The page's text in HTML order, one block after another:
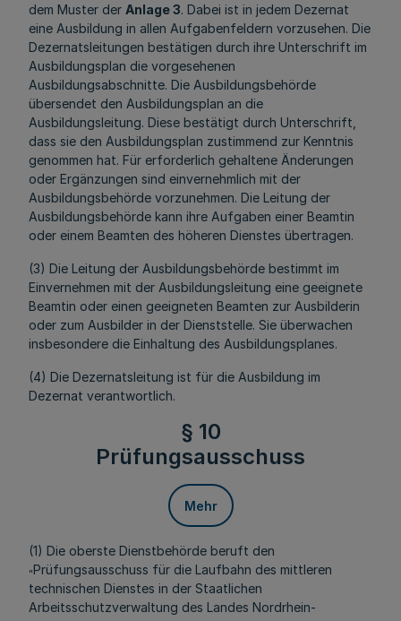
dem Muster der Anlage 3. Dabei ist in jedem Dezernat
eine Ausbildung in allen Aufgabenfeldern vorzusehen. Die
Dezernatsleitungen bestätigen durch ihre Unterschrift im
Ausbildungsplan die vorgesehenen
Ausbildungsabschnitte. Die Ausbildungsbehörde
übersendet den Ausbildungsplan an die
Ausbildungsleitung. Diese bestätigt durch Unterschrift,
dass sie den Ausbildungsplan zustimmend zur Kenntnis
genommen hat. Für erforderlich gehaltene Änderungen
oder Ergänzungen sind einvernehmlich mit der
Ausbildungsbehörde vorzunehmen. Die Leitung der
Ausbildungsbehörde kann ihre Aufgaben einer Beamtin
oder einem Beamten des höheren Dienstes übertragen.
(3) Die Leitung der Ausbildungsbehörde bestimmt im
Einvernehmen mit der Ausbildungsleitung eine geeignete
Beamtin oder einen geeigneten Beamten zur Ausbilderin
oder zum Ausbilder in der Dienststelle. Sie überwachen
insbesondere die Einhaltung des Ausbildungsplanes.
(4) Die Dezernatsleitung ist für die Ausbildung im
Dezernat verantwortlich.
§ 10
Prüfungsausschuss
Mehr
(1) Die oberste Dienstbehörde beruft den
"Prüfungsausschuss für die Laufbahn des mittleren
technischen Dienstes in der Staatlichen
Arbeitsschutzverwaltung des Landes Nordrhein-